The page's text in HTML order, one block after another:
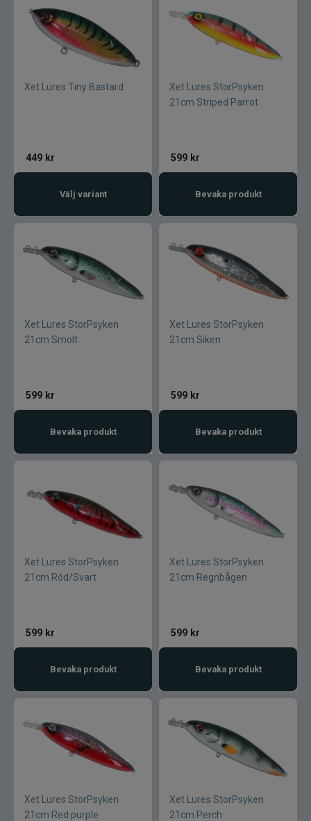
AH Baits
Billow Baits
Bomber
Böjda spön
Berkley
Blue fox Vibrax
Bergmans
C&F Design
Costa
Cotton Cordell
CWC
Dano Fly
Xet Lures Tiny Bastard
449 kr
Välj variant
Xet Lures StorPsyken
21cm Striped Parrot
599 kr
Bevaka produkt
Xet Lures StorPsyken
21cm Smolt
599 kr
Bevaka produkt
Xet Lures StorPsyken
21cm Siken
599 kr
Bevaka produkt
Xet Lures StorPsyken
21cm Röd/Svart
599 kr
Bevaka produkt
Xet Lures StorPsyken
21cm Regnbågen
599 kr
Bevaka produkt
Xet Lures StorPsyken
21cm Red purple
Xet Lures StorPsyken
21cm Perch